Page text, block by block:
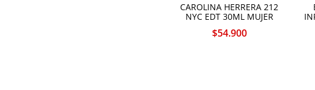
CAROLINA HERRERA 212
NYC EDT 30ML MUJER
$54.900